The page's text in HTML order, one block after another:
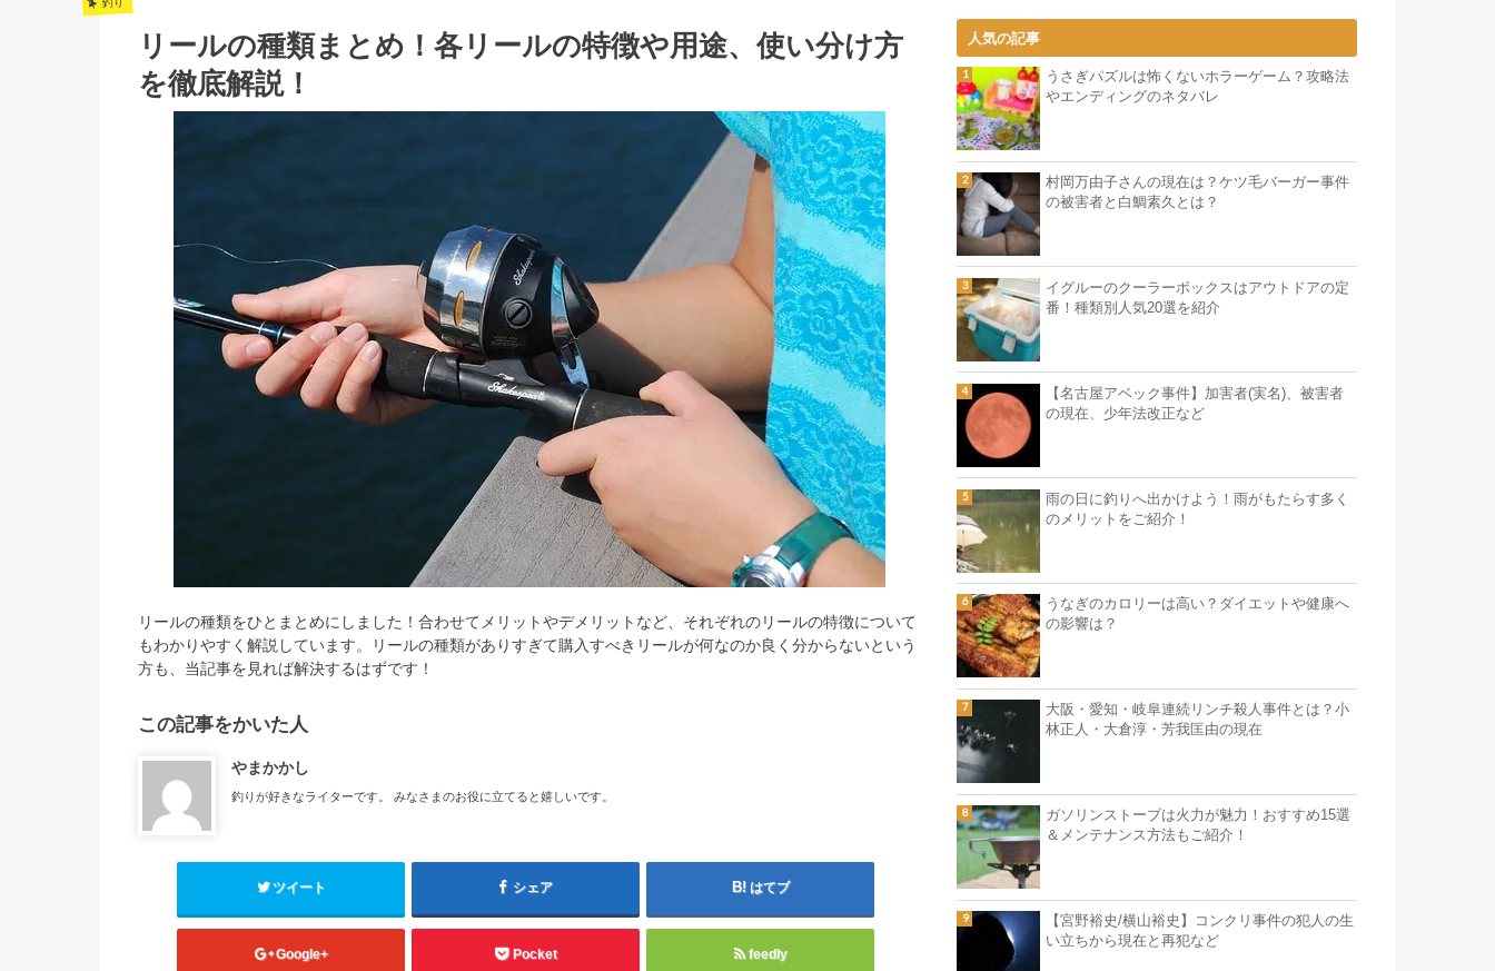
リールの種類まとめ！各リールの特徴や用途、使い分け方
を徹底解説！
リールの種類をひとまとめにしました！合わせてメリットやデメリットなど、それぞれのリールの特徴について
もわかりやすく解説しています。リールの種類がありすぎて購入すべきリールが何なのか良く分からないという
方も、当記事を見れば解決するはずです！
この記事をかいた人
やまかかし
釣りが好きなライターです。 みなさまのお役に立てると嬉しいです。
ツイート シェア はてブ
Google+ Pocket feedly
人気の記事
うさぎパズルは怖くないホラーゲーム？攻略法
やエンディングのネタバレ
村岡万由子さんの現在は？ケツ毛バーガー事件
の被害者と白鯛素久とは？
イグルーのクーラーボックスはアウトドアの定
番！種類別人気20選を紹介
【名古屋アベック事件】加害者(実名)、被害者
の現在、少年法改正など
雨の日に釣りへ出かけよう！雨がもたらす多く
のメリットをご紹介！
うなぎのカロリーは高い？ダイエットや健康へ
の影響は？
大阪・愛知・岐阜連続リンチ殺人事件とは？小
林正人・大倉淳・芳我匡由の現在
ガソリンストーブは火力が魅力！おすすめ15選
＆メンテナンス方法もご紹介！
【宮野裕史/横山裕史】コンクリ事件の犯人の生
い立ちから現在と再犯など